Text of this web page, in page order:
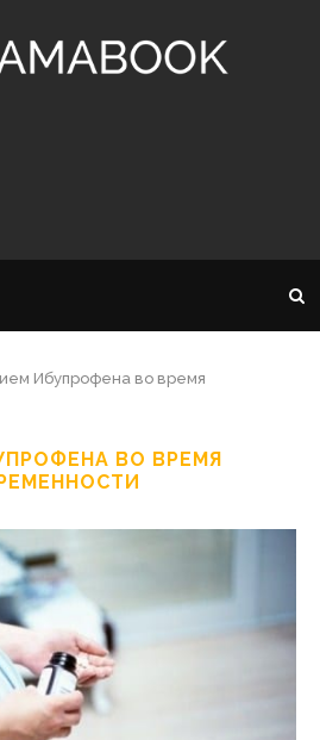
Ибупрофена во время
ВО ВРЕМЯ